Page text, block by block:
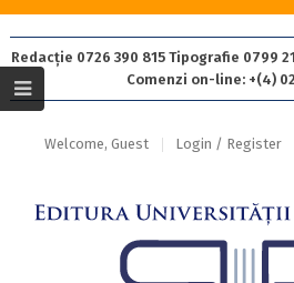
Redacție 0726 390 815 Tipografie 0799
Comenzi on-line: +(4)
Welcome, Guest Login / Register